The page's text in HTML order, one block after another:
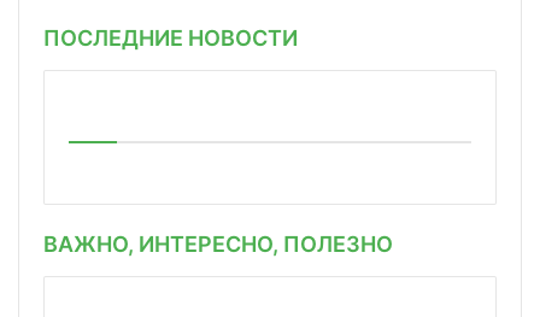
ПОСЛЕДНИЕ НОВОСТИ
ВАЖНО, ИНТЕРЕСНО, ПОЛЕЗНО